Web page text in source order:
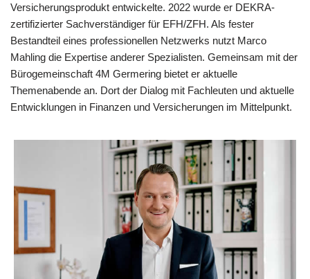
Versicherungsprodukt entwickelte. 2022 wurde er DEKRA-
zertifizierter Sachverständiger für EFH/ZFH. Als fester
Bestandteil eines professionellen Netzwerks nutzt Marco
Mahling die Expertise anderer Spezialisten. Gemeinsam mit der
Bürogemeinschaft 4M Germering bietet er aktuelle
Themenabende an. Dort der Dialog mit Fachleuten und aktuelle
Entwicklungen in Finanzen und Versicherungen im Mittelpunkt.